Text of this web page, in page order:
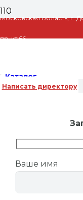
Московская область, г.
пр-кт 66
Каталог
Написать директору
Ваше имя
Главная/Готовые
пола/ Коллектор